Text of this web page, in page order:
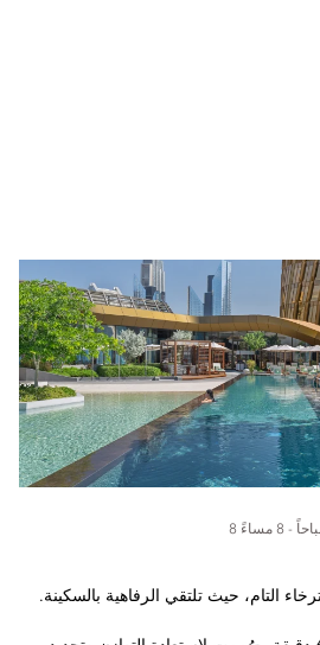
- 8 مساءً
التام، حيث تلتقي الرفاهية بالسكينة.